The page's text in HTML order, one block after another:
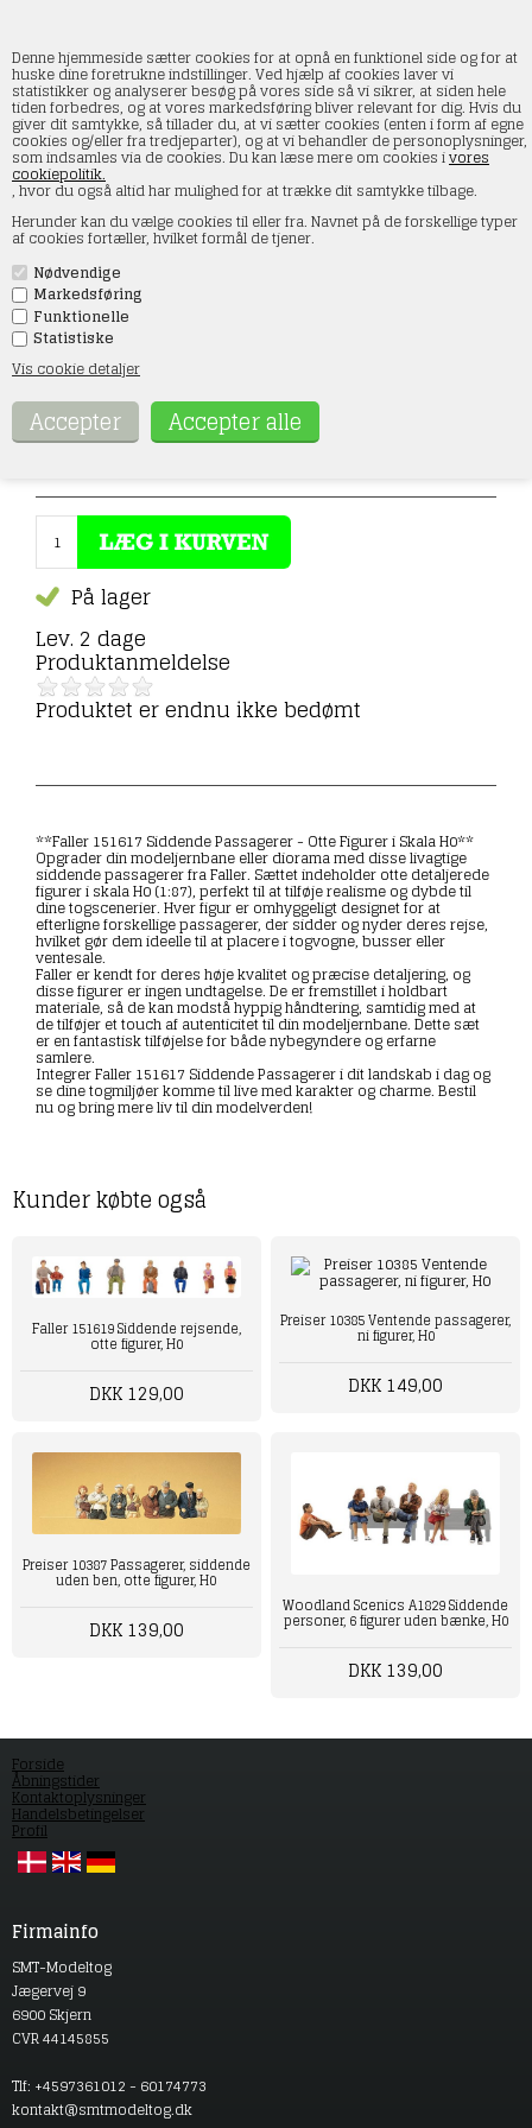
Denne hjemmeside sætter cookies for at opnå en funktionel side og for at
huske dine foretrukne indstillinger. Ved hjælp af cookies laver vi
statistikker og analyserer besøg på vores side så vi sikrer, at siden hele
tiden forbedres, og at vores markedsføring bliver relevant for dig. Hvis du
giver dit samtykke, så tillader du, at vi sætter cookies (enten i form af egne
cookies og/eller fra tredjeparter), og at vi behandler de personoplysninger,
som indsamles via de cookies. Du kan læse mere om cookies ivores
cookiepolitik.
, hvor du også altid har mulighed for at trække dit samtykke tilbage.
Herunder kan du vælge cookies til eller fra. Navnet på de forskellige typer
af cookies fortæller, hvilket formål de tjener.
Nødvendige
Markedsføring
Funktionelle
Statistiske
Vis cookie detaljer
Faller 151617 Siddende passagerer, otte
figurer, H0
Forside»Figurer»Faller figurer»H0
Varenr.: 151617
119,00DKK
På lager
Lev. 2 dage
Produktanmeldelse
Produktet er endnu ikke bedømt
**Faller 151617 Siddende Passagerer - Otte Figurer i Skala H0**
Opgrader din modeljernbane eller diorama med disse livagtige
siddende passagerer fra Faller. Sættet indeholder otte detaljerede
figurer i skala H0 (1:87), perfekt til at tilføje realisme og dybde til
dine togscenerier. Hver figur er omhyggeligt designet for at
efterligne forskellige passagerer, der sidder og nyder deres rejse,
hvilket gør dem ideelle til at placere i togvogne, busser eller
ventesale.
Faller er kendt for deres høje kvalitet og præcise detaljering, og
disse figurer er ingen undtagelse. De er fremstillet i holdbart
materiale, så de kan modstå hyppig håndtering, samtidig med at
de tilføjer et touch af autenticitet til din modeljernbane. Dette sæt
er en fantastisk tilføjelse for både nybegyndere og erfarne
samlere.
Integrer Faller 151617 Siddende Passagerer i dit landskab i dag og
se dine togmiljøer komme til live med karakter og charme. Bestil
nu og bring mere liv til din modelverden!
Kunder købte også
Faller 151619 Siddende rejsende,
otte figurer, H0
DKK 129,00
Preiser 10385 Ventende passagerer,
ni figurer, H0
DKK 149,00
Preiser 10387 Passagerer, siddende
uden ben, otte figurer, H0
DKK 139,00
Woodland Scenics A1829 Siddende
personer, 6 figurer uden bænke, H0
DKK 139,00
Forside
Åbningstider
Kontaktoplysninger
Handelsbetingelser
Profil
Firmainfo
SMT-Modeltog
Jægervej 9
6900 Skjern
CVR 44145855
Tlf: +4597361012 - 60174773
kontakt@smtmodeltog.dk